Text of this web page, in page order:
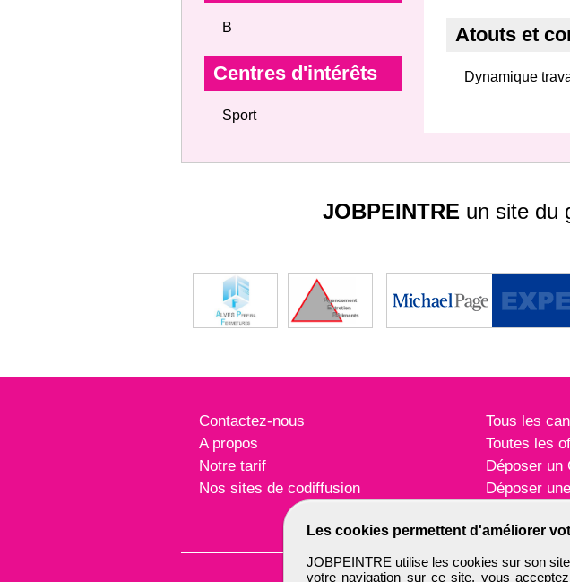
B
Centres d'intérêts
Sport
Atouts et
Dynamique
Les cookies permettent d'améliorer
JOBPEINTRE utilise les cookies sur son
votre navigation sur ce site, vous
JOBPEINTRE un site du
Contactez-nous
A propos
Notre tarif
Nos sites de codiffusion
Tous les
Toutes les
Déposer un
Déposer